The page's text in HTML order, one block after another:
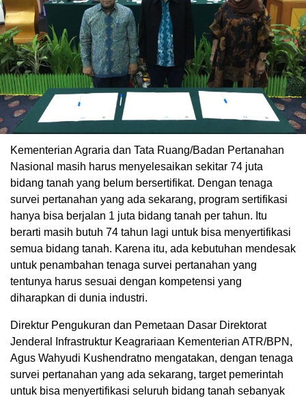
Kementerian Agraria dan Tata Ruang/Badan Pertanahan
Nasional masih harus menyelesaikan sekitar 74 juta
bidang tanah yang belum bersertifikat. Dengan tenaga
survei pertanahan yang ada sekarang, program sertifikasi
hanya bisa berjalan 1 juta bidang tanah per tahun. Itu
berarti masih butuh 74 tahun lagi untuk bisa menyertifikasi
semua bidang tanah. Karena itu, ada kebutuhan mendesak
untuk penambahan tenaga survei pertanahan yang
tentunya harus sesuai dengan kompetensi yang
diharapkan di dunia industri.
Direktur Pengukuran dan Pemetaan Dasar Direktorat
Jenderal Infrastruktur Keagrariaan Kementerian ATR/BPN,
Agus Wahyudi Kushendratno mengatakan, dengan tenaga
survei pertanahan yang ada sekarang, target pemerintah
untuk bisa menyertifikasi seluruh bidang tanah sebanyak